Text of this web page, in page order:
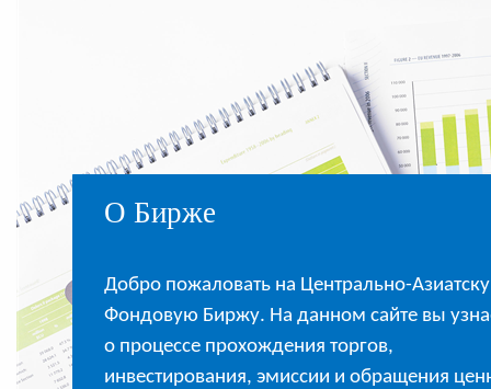
О Бирже
Добро пожаловать на Центрально-
Фондовую Биржу. На данном сайте вы
о процессе прохождения торгов,
инвестирования, эмиссии и обращения